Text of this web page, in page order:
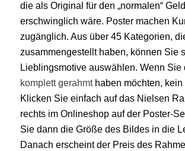
die als Original für den „normalen“
erschwinglich wäre. Poster machen
zugänglich. Aus über 45 Kategorien,
zusammengestellt haben, können Sie
Lieblingsmotive auswählen. Wenn Sie
komplett gerahmthaben möchten, kein
Klicken Sie einfach auf das Nielsen
rechts im Onlineshop auf der Poster-
Sie dann die Größe des Bildes in die
Danach erscheint der Preis des